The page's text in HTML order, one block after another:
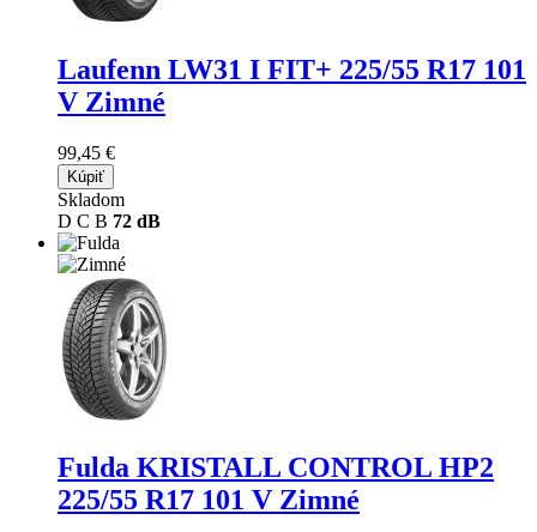
Laufenn LW31 I FIT+ 225/55 R17 101
V Zimné
99,45 €
Kúpiť
Skladom
D C B 72 dB
Fulda KRISTALL CONTROL HP2
225/55 R17 101 V Zimné